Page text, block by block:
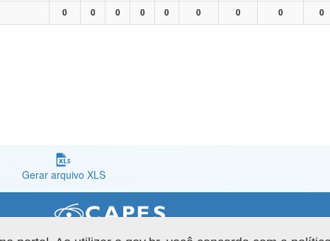
0 0 0 0 0 0 0 0 0
Gerar arquivo XLS